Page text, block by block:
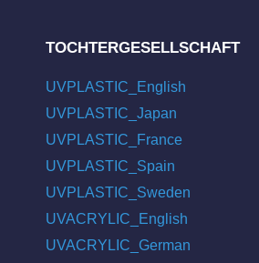
TOCHTERGESELLSCHAFT
UVPLASTIC_English
UVPLASTIC_Japan
UVPLASTIC_France
UVPLASTIC_Spain
UVPLASTIC_Sweden
UVACRYLIC_English
UVACRYLIC_German